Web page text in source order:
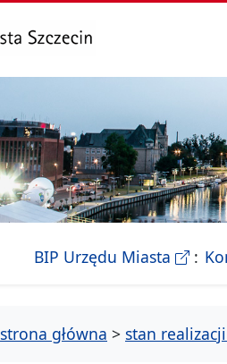
BIP Urzędu Miasta -
strona główna > stan